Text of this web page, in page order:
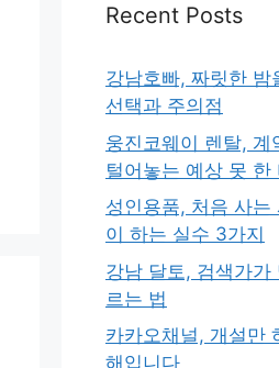
Recent Posts
강남호빠, 짜릿한 밤
선택과 주의점
웅진코웨이 렌탈,
털어놓는 예상 못 한
성인용품, 처음 사는
이 하는 실수 3가지
강남 달토, 검색가가
르는 법
카카오채널, 개설만
해입니다